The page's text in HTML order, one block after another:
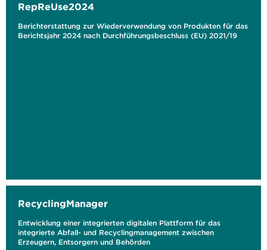
RepReUse2024
Berichterstattung zur Wiederverwendung von Produkten für das
Berichtsjahr 2024 nach Durchführungsbeschluss (EU) 2021/19
RecyclingManager
Entwicklung einer integrierten digitalen Plattform für das
integrierte Abfall- und Recyclingmanagement zwischen
Erzeugern, Entsorgern und Behörden